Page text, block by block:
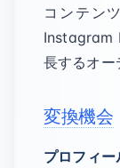
コンテン
Instagram
長するオー
変換機会
プロフィ